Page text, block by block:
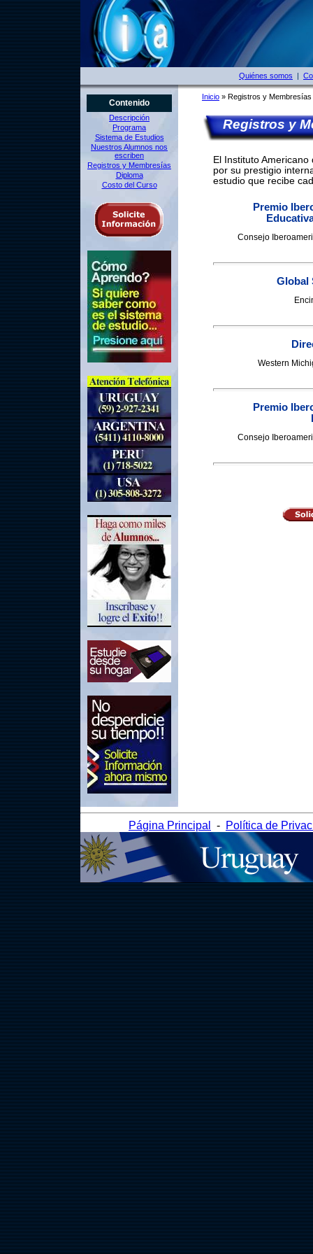
Quiénes somos |
Contenido
Descripción
Programa
Sistema de Estudios
Nuestros Alumnos nos
escriben
Registros y Membresías
Diploma
Costo del Curso
Inicio » Registros y Membresías
Registros y
El Instituto
por su prestigio
estudio que recibe
Premio
Consejo
Global
Western
Premio
Consejo
Página Principal - Política de